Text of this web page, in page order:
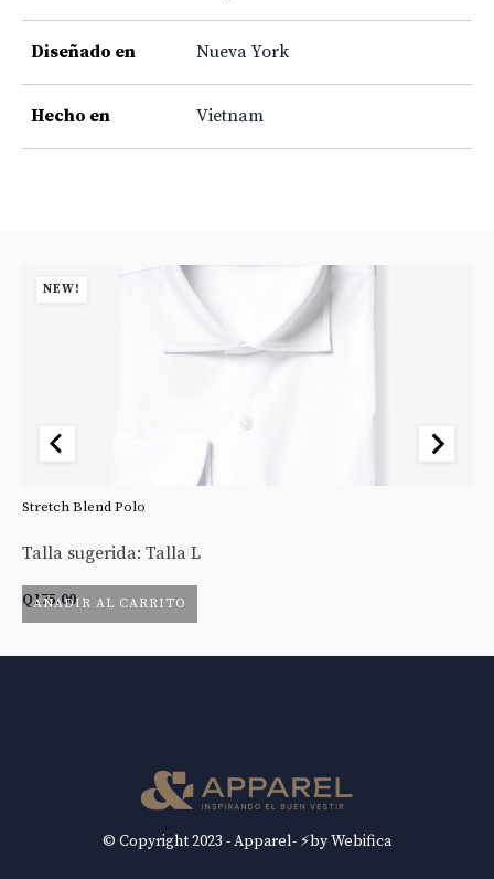
Diseñado en Nueva York
Hecho en Vietnam
NEW!
AÑADIR AL CARRITO
Stretch Blend Polo
Talla sugerida: Talla L
Q175.00
© Copyright 2023 - Apparel- ⚡by Webifica